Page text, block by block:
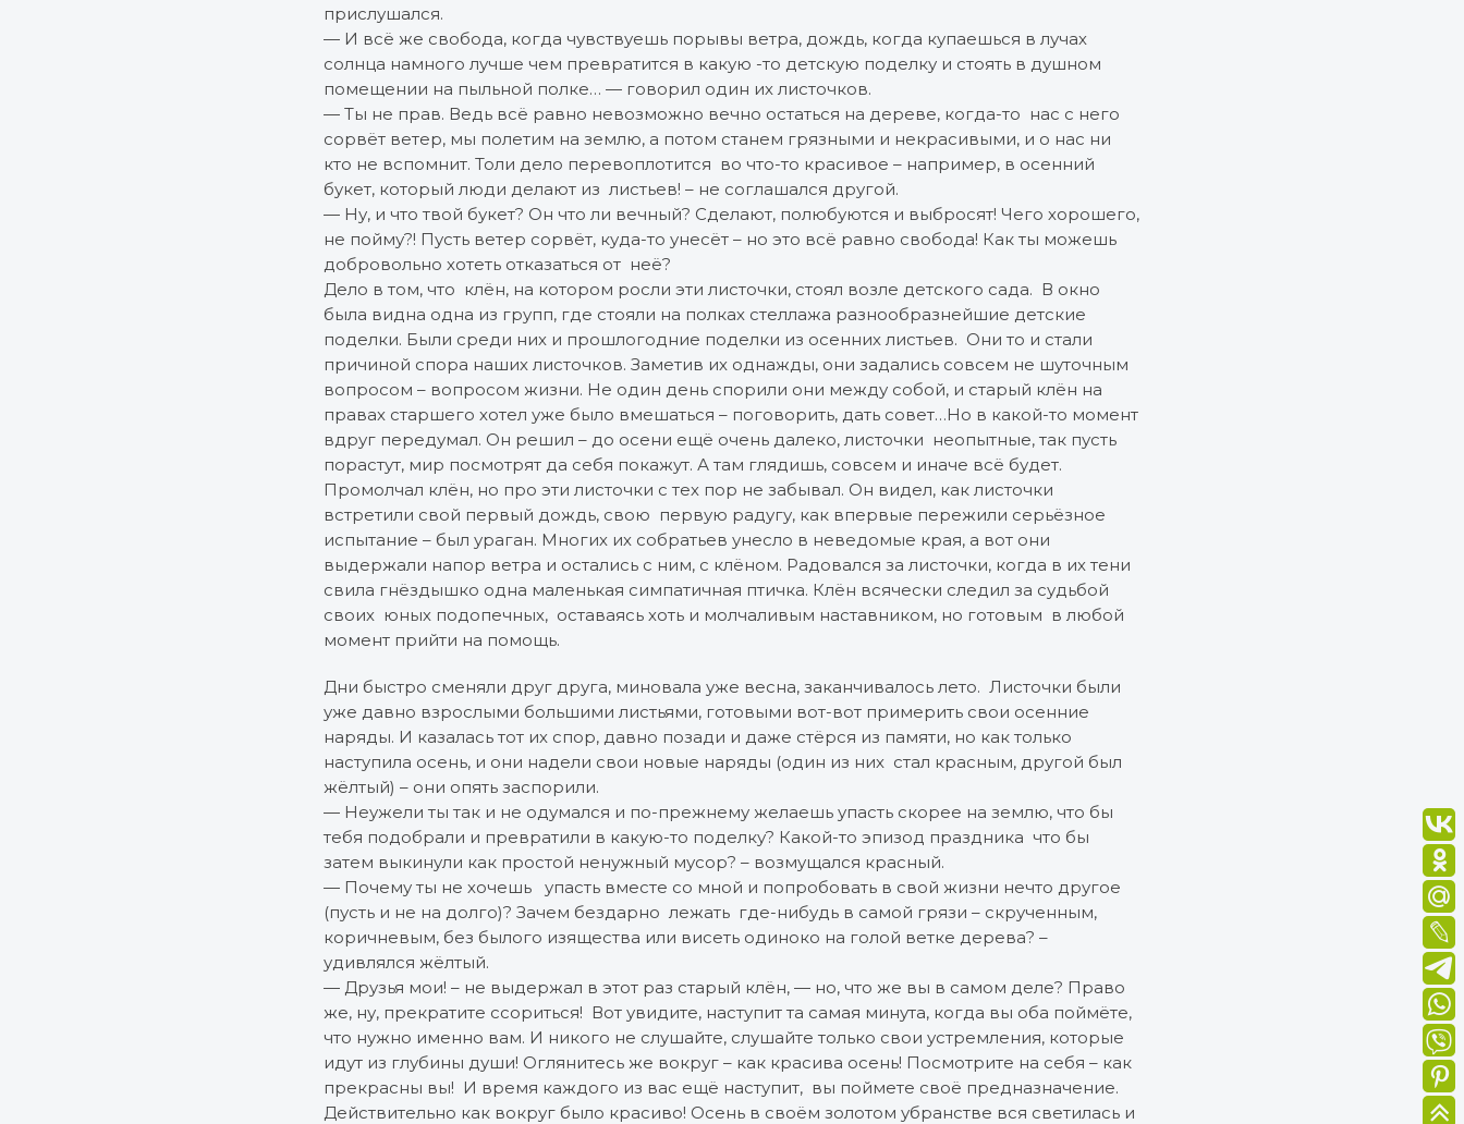
прислушался.
— И всё же свобода, когда чувствуешь порывы ветра, дождь, когда купаешься в лучах
солнца намного лучше чем превратится в какую -то детскую поделку и стоять в душном
помещении на пыльной полке… — говорил один их листочков.
— Ты не прав. Ведь всё равно невозможно вечно остаться на дереве, когда-то нас с него
сорвёт ветер, мы полетим на землю, а потом станем грязными и некрасивыми, и о нас ни
кто не вспомнит. Толи дело перевоплотится во что-то красивое – например, в осенний
букет, который люди делают из листьев! – не соглашался другой.
— Ну, и что твой букет? Он что ли вечный? Сделают, полюбуются и выбросят! Чего хорошего,
не пойму?! Пусть ветер сорвёт, куда-то унесёт – но это всё равно свобода! Как ты можешь
добровольно хотеть отказаться от неё?
Дело в том, что клён, на котором росли эти листочки, стоял возле детского сада. В окно
была видна одна из групп, где стояли на полках стеллажа разнообразнейшие детские
поделки. Были среди них и прошлогодние поделки из осенних листьев. Они то и стали
причиной спора наших листочков. Заметив их однажды, они задались совсем не шуточным
вопросом – вопросом жизни. Не один день спорили они между собой, и старый клён на
правах старшего хотел уже было вмешаться – поговорить, дать совет…Но в какой-то момент
вдруг передумал. Он решил – до осени ещё очень далеко, листочки неопытные, так пусть
порастут, мир посмотрят да себя покажут. А там глядишь, совсем и иначе всё будет.
Промолчал клён, но про эти листочки с тех пор не забывал. Он видел, как листочки
встретили свой первый дождь, свою первую радугу, как впервые пережили серьёзное
испытание – был ураган. Многих их собратьев унесло в неведомые края, а вот они
выдержали напор ветра и остались с ним, с клёном. Радовался за листочки, когда в их тени
свила гнёздышко одна маленькая симпатичная птичка. Клён всячески следил за судьбой
своих юных подопечных, оставаясь хоть и молчаливым наставником, но готовым в любой
момент прийти на помощь.
Дни быстро сменяли друг друга, миновала уже весна, заканчивалось лето. Листочки были
уже давно взрослыми большими листьями, готовыми вот-вот примерить свои осенние
наряды. И казалась тот их спор, давно позади и даже стёрся из памяти, но как только
наступила осень, и они надели свои новые наряды (один из них стал красным, другой был
жёлтый) – они опять заспорили.
— Неужели ты так и не одумался и по-прежнему желаешь упасть скорее на землю, что бы
тебя подобрали и превратили в какую-то поделку? Какой-то эпизод праздника что бы
затем выкинули как простой ненужный мусор? – возмущался красный.
— Почему ты не хочешь упасть вместе со мной и попробовать в свой жизни нечто другое
(пусть и не на долго)? Зачем бездарно лежать где-нибудь в самой грязи – скрученным,
коричневым, без былого изящества или висеть одиноко на голой ветке дерева? –
удивлялся жёлтый.
— Друзья мои! – не выдержал в этот раз старый клён, — но, что же вы в самом деле? Право
же, ну, прекратите ссориться! Вот увидите, наступит та самая минута, когда вы оба поймёте,
что нужно именно вам. И никого не слушайте, слушайте только свои устремления, которые
идут из глубины души! Оглянитесь же вокруг – как красива осень! Посмотрите на себя – как
прекрасны вы! И время каждого из вас ещё наступит, вы поймете своё предназначение.
Действительно как вокруг было красиво! Осень в своём золотом убранстве вся светилась и